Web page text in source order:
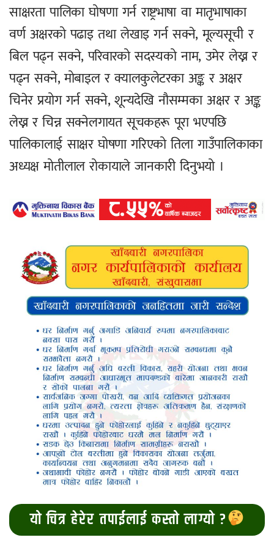
साक्षरता पालिका घोषणा गर्न राष्ट्रभाषा वा मातृभाषाका
वर्ण अक्षरको पढाइ तथा लेखाइ गर्न सक्ने, मूल्यसूची र
बिल पढ्न सक्ने, परिवारको सदस्यको नाम, उमेर लेख्न र
पढ्न सक्ने, मोबाइल र क्यालकुलेटरका अङ्क र अक्षर
चिनेर प्रयोग गर्न सक्ने, शून्यदेखि नौसम्मका अक्षर र अङ्क
लेख्न र चिन्न सक्नेलगायत सूचकहरू पूरा भएपछि
पालिकालाई साक्षर घोषणा गरिएको तिला गाउँपालिकाका
अध्यक्ष मोतीलाल रोकायाले जानकारी दिनुभयो ।
यो चित्र हेरेर तपाईलाई कस्तो लाग्यो ?